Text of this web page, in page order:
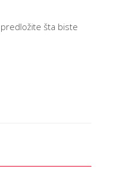
šta biste